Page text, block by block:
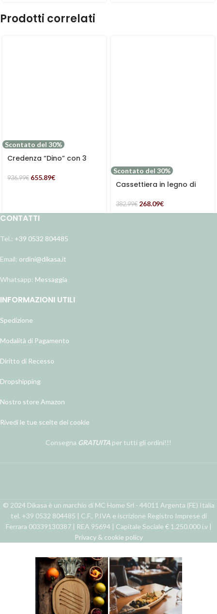
Prodotti correlati
Scontato del 30%
Credenza “Dino” con 3
ripiani in legno di mango
936.99€ 655.89€
Scontato del 30%
Cassettiera in legno di
382.99€ 268.09€
CONTATTI
Tel.: +39 0532 804485
Email: ordini@dikasa.it
Whatsapp: Messaggia
INFORMAZIONI UTILI
Spedizione
Modalità di Pagamento
Diritto di Recesso
Dropshipping
Nostro store Amazon
Rivedi le tue scelte dei cookie
Consegna GRATUITA per tutti gli ordini!!!
© 2024 Dikasa è un marchio di MC Home Srl - 44011 Argenta (FE) Italia
tel. +39 0532 804485 | C.F., P.IVA e iscrizione Registro Imprese di
Ferrara 00339130387 | REA 95694 | Capitale Sociale € 1.250.000 i.v |
Privacy & cookie policy